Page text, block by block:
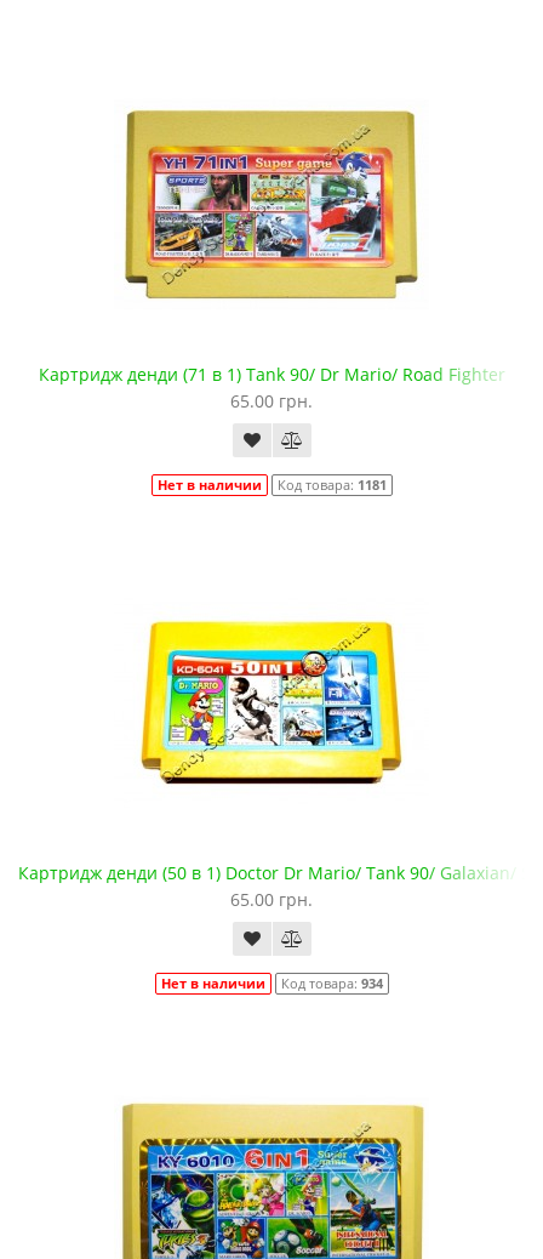
Картридж денди (71 в 1) Tank 90/ Dr Mario/ Road Fighter
65.00 грн.
Нет в наличии Код товара: 1181
Картридж денди (50 в 1) Doctor Dr Mario/ Tank 90/ Galaxian/
65.00 грн.
Нет в наличии Код товара: 934